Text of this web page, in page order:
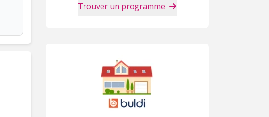
Trouver un programme